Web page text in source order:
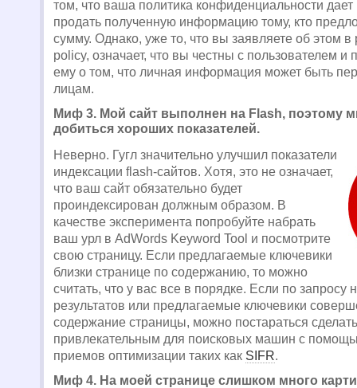
том, что ваша политика конфиденциальности
продать полученную информацию тому, кто
сумму. Однако, уже то, что вы заявляете об этом в
policy, означает, что вы честны с пользователем и
ему о том, что личная информация может быть
лицам.
Миф 3. Мой сайт выполнен на Flash, поэтому
добиться хороших показателей.
Неверно. Гугл значительно улучшил показатели
индексации flash-сайтов. Хотя, это не означает,
что ваш сайт обязательно будет
проиндексирован должным образом. В
качестве эксперимента попробуйте набрать
ваш урл в AdWords Keyword Tool и посмотрите
свою страницу. Если предлагаемые ключевики
близки странице по содержанию, то можно
считать, что у вас все в порядке. Если по запросу
результатов или предлагаемые ключевики
содержание страницы, можно постараться
привлекательным для поисковых машин с
приемов оптимизации таких как SIFR.
Миф 4. На моей странице слишком много